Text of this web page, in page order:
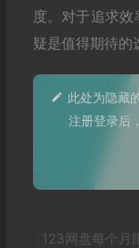
度。对于追求
疑是值得期待的
此处为隐藏
注册登录后
123网盘每个月